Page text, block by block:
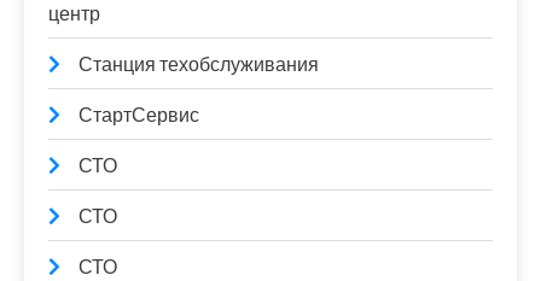
центр
Станция техобслуживания
СтартСервис
СТО
СТО
СТО